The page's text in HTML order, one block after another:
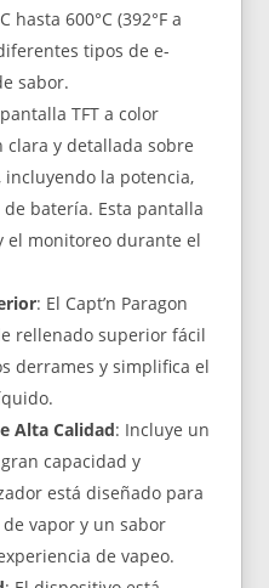
hasta 600°C (392°F a
tipos de e-
sabor.
TFT a color
y detallada sobre
la potencia,
batería. Esta pantalla
el monitoreo durante el
: El Capt’n Paragon
rellenado superior fácil
derrames y simplifica el
Alta Calidad: Incluye un
capacidad y
está diseñado para
vapor y un sabor
de vapeo.